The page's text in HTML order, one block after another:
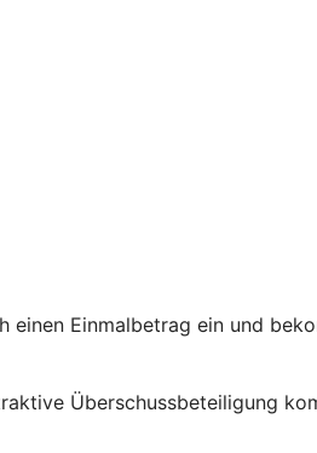
einen Einmalbetrag ein und
Überschussbeteiligung